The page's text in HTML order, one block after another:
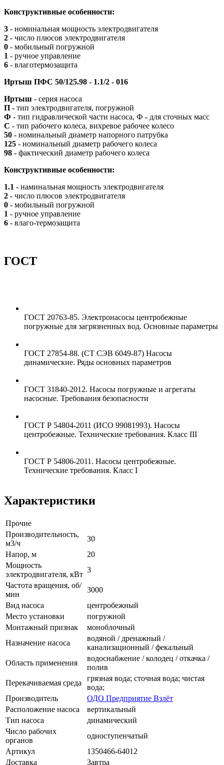
Конструктивные особенности:
3 - номинальная мощность электродвигателя
2 - число плюсов электродвигателя
0 - мобильный погружной
1 - ручное управление
6 - влаготермозащита
Иртыш ПФС 50/125.98 - 1.1/2 - 016
Иртыш - серия насоса
П - тип электродвигателя, погружной
Ф - тип гидравлической части насоса, Ф - для сточных масс
С - тип рабочего колеса, вихревое рабочее колесо
50 - номинальный диаметр напорного патрубка
125 - номинальный диаметр рабочего колеса
98 - фактический диаметр рабочего колеса
Конструктивные особенности:
1.1 - наминальная мощность электродвигателя
2 - число плюсов электродвигателя
0 - мобильный погружной
1 - ручное управление
6 - влаго-термозащита
ГОСТ
ГОСТ 20763-85. Электронасосы центробежные
погружные для загрязненных вод. Основные параметры
ГОСТ 27854-88. (СТ СЭВ 6049-87) Насосы
динамические. Ряды основных параметров
ГОСТ 31840-2012. Насосы погружные и агрегаты
насосные. Требования безопасности
ГОСТ Р 54804-2011 (ИСО 99081993). Насосы
центробежные. Технические требования. Класс III
ГОСТ Р 54806-2011. Насосы центробежные.
Технические требования. Класс I
Характеристики
Прочие
Производительность,
м3/ч
30
Напор, м
20
Мощность
электродвигателя, кВт
3
Частота вращения, об/
мин
3000
Вид насоса
центробежный
Место установки
погружной
Монтажный признак
моноблочный
Назначение насоса
водяной / дренажный /
канализационный / фекальный
Область применения
водоснабжение / колодец / откачка /
полив
Перекачиваемая среда
грязная вода; сточная вода; чистая
вода;
Производитель
ОДО Предприятие Взлёт
Расположение насоса
вертикальный
Тип насоса
динамический
Число рабочих
органов
одноступенчатый
Артикул
1350466-64012
Доставка
Завтра